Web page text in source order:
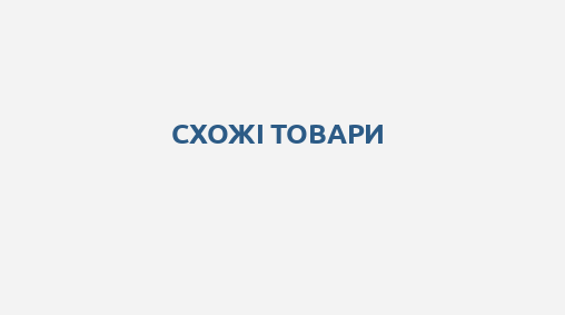
СХОЖІ ТОВАРИ